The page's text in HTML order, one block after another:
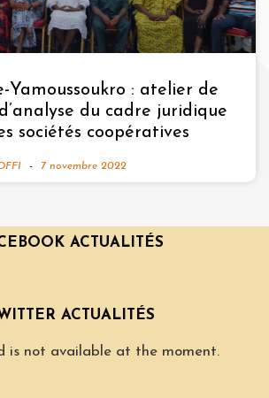
Yamoussoukro : atelier de
du cadre juridique
sociétés coopératives
7 novembre 2022
ACTUALITÉS
ACTUALITÉS
is not available at the moment.